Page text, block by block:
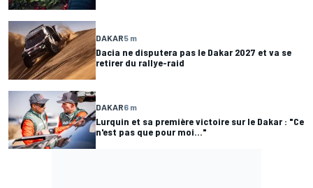
DAKAR5 m
Dacia ne disputera pas le Dakar 2027 et va se
retirer du rallye-raid
DAKAR6 m
Lurquin et sa première victoire sur le Dakar : "Ce
n'est pas que pour moi..."